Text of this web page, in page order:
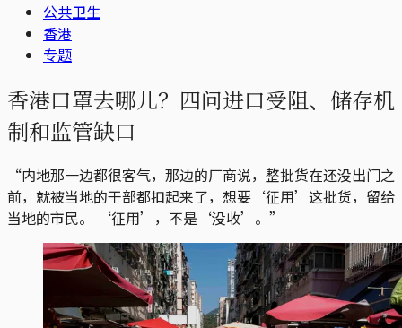
公共卫生
香港
专题
香港口罩去哪儿？四问进口受阻、储存机
制和监管缺口
“内地那一边都很客气，那边的厂商说，整批货在还没出门之
前，就被当地的干部都扣起来了，想要‘征用’这批货，留给
当地的市民。 ‘征用’，不是‘没收’。”